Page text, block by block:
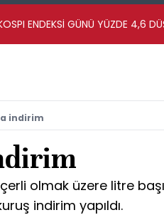
ENDEKSİ GÜNÜ YÜZDE 4,6
indirim
olmak üzere litre
indirim yapıldı.